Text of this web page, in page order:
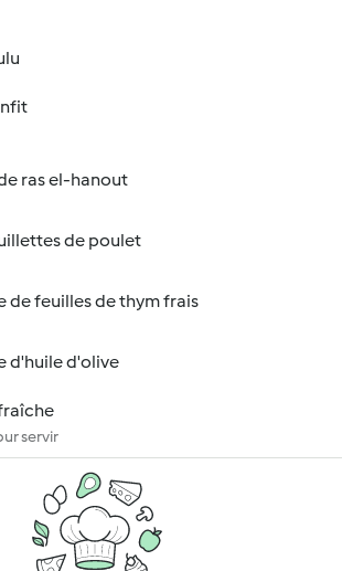
ras el-hanout
de poulet
de feuilles de thym frais
d'huile d'olive
servir